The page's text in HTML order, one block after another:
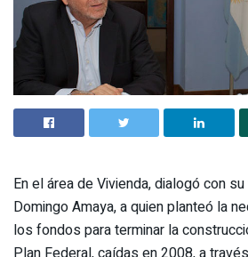
En el área de Vivienda, dialogó con
Domingo Amaya, a quien planteó la
los fondos para terminar la